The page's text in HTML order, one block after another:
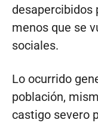
desapercibidos
menos que se
sociales.
Lo ocurrido
población,
castigo severo